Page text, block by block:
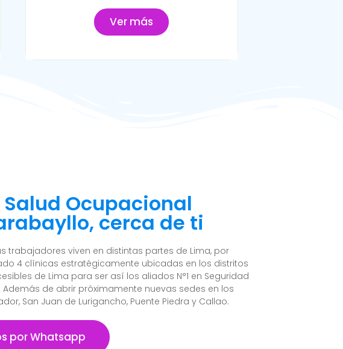
Ver más
Ocupacional
cerca de ti
trabajadores viven en distintas partes de Lima, por
4 clínicas estratégicamente ubicadas en los distritos
de Lima para ser así los aliados N°1 en Seguridad
de abrir próximamente nuevas sedes en los
San Juan de Lurigancho, Puente Piedra y Callao.
por Whatsapp